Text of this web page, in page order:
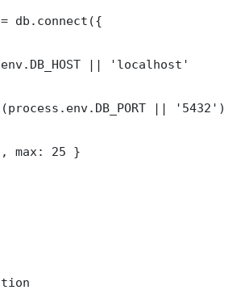
db.connect({
|| 'localhost'
|| '5432')
max: 25 }